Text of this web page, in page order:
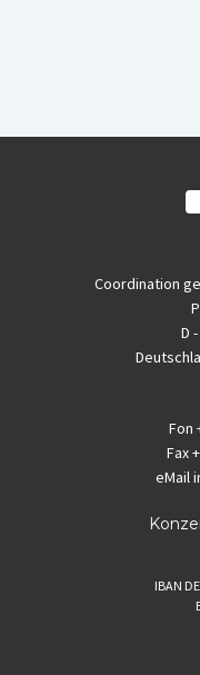
Coordination
D
Fon
Fax
eMail
IBAN